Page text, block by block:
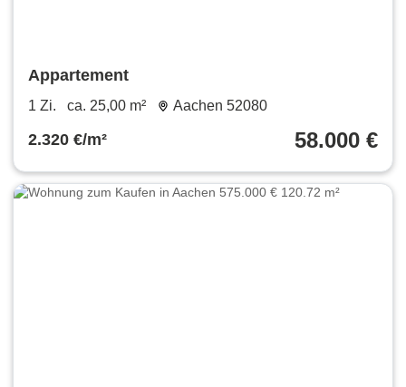
Appartement
1 Zi. ca. 25,00 m² Aachen 52080
2.320 €/m² 58.000 €